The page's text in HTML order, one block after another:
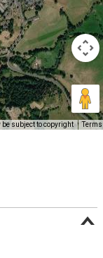
be subject to copyright Terms